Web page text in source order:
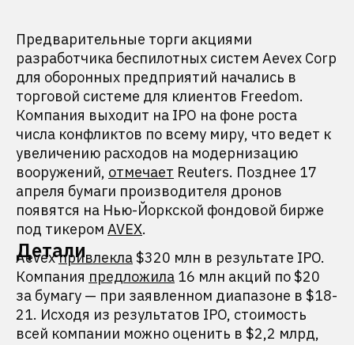
Предварительные торги акциями
разработчика беспилотных систем Aevex Corp
для оборонных предприятий начались в
торговой системе для клиентов Freedom.
Компания выходит на IPO на фоне роста
числа конфликтов по всему миру, что ведет к
увеличению расходов на модернизацию
вооружений, отмечает Reuters. Позднее 17
апреля бумаги производителя дронов
появятся на Нью-Йоркской фондовой бирже
под тикером AVEX.
Детали
Aevexпривлекла$320 млн в результате IPO.
Компания предложила 16 млн акций по $20
за бумагу — при заявленном диапазоне в $18-
21. Исходя из результатов IPO, стоимость
всей компании можно оценить в $2,2 млрд,